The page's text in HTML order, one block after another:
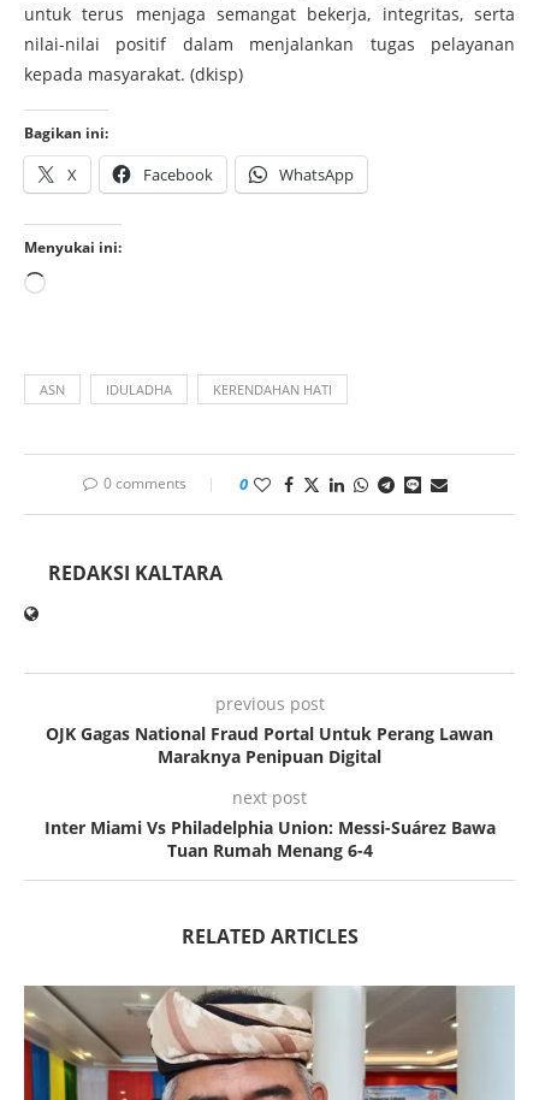
untuk terus menjaga semangat bekerja, integritas, serta
nilai-nilai positif dalam menjalankan tugas pelayanan
kepada masyarakat. (dkisp)
Bagikan ini:
X Facebook WhatsApp
Menyukai ini:
ASN IDULADHA KERENDAHAN HATI
0 comments 0
REDAKSI KALTARA
previous post
OJK Gagas National Fraud Portal Untuk Perang Lawan
Maraknya Penipuan Digital
next post
Inter Miami Vs Philadelphia Union: Messi-Suárez Bawa
Tuan Rumah Menang 6-4
RELATED ARTICLES